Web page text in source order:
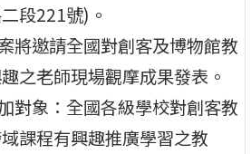
段221號)。
將邀請全國對創客及博物館教
之老師現場觀摩成果發表。
對象：全國各級學校對創客教
課程有興趣推廣學習之教